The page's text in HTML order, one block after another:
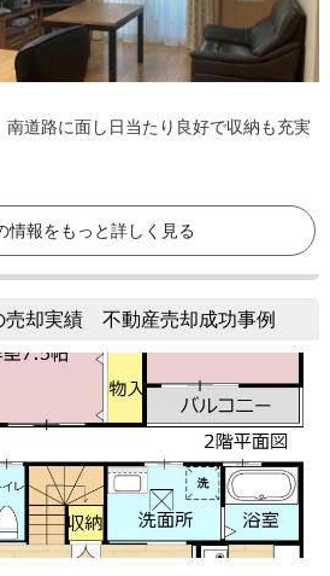
南道路に面し日当たり良好で収納も充実
情報をもっと詳しく見る
却実績 不動産売却成功事例